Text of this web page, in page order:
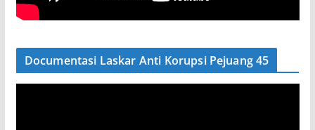
Documentasi Laskar Anti Korupsi Pejuang 45